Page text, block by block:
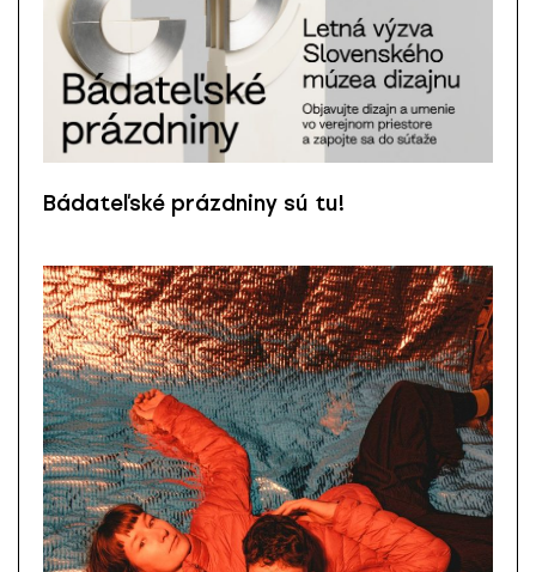
Bádateľské prázdniny sú tu!